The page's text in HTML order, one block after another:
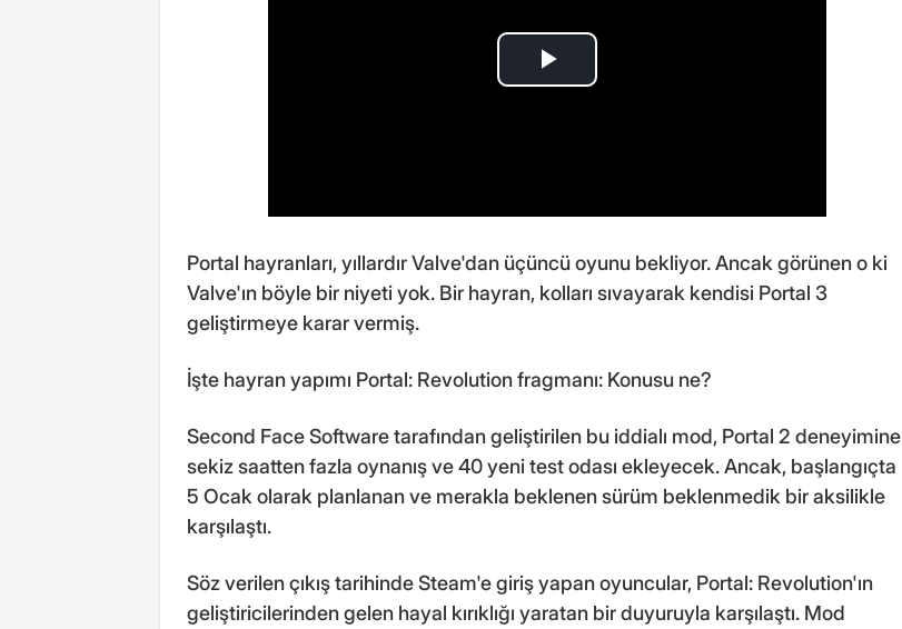
Portal hayranları, yıllardır Valve'dan üçüncü oyunu bekliyor. Ancak görünen o ki
Valve'ın böyle bir niyeti yok. Bir hayran, kolları sıvayarak kendisi Portal 3
geliştirmeye karar vermiş.
İşte hayran yapımı Portal: Revolution fragmanı: Konusu ne?
Second Face Software tarafından geliştirilen bu iddialı mod, Portal 2 deneyimine
sekiz saatten fazla oynanış ve 40 yeni test odası ekleyecek. Ancak, başlangıçta
5 Ocak olarak planlanan ve merakla beklenen sürüm beklenmedik bir aksilikle
karşılaştı.
Söz verilen çıkış tarihinde Steam'e giriş yapan oyuncular, Portal: Revolution'ın
geliştiricilerinden gelen hayal kırıklığı yaratan bir duyuruyla karşılaştı. Mod